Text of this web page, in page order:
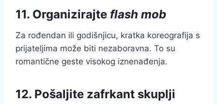
11. Organizirajte flash mob
Za rođendan ili godišnjicu, kratka koreografija s
prijateljima može biti nezaboravna. To su
romantične geste visokog iznenađenja.
12. Pošaljite zafrkant skuplji